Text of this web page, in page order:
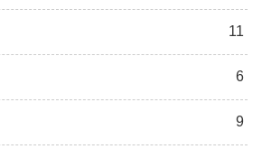
11
6
9